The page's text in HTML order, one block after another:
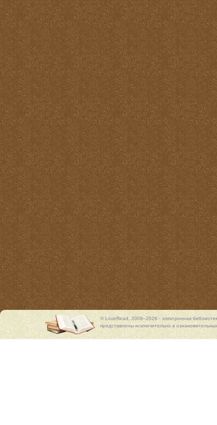
© LoveRead, 2009–2026 - электронная
представлены исключительно в